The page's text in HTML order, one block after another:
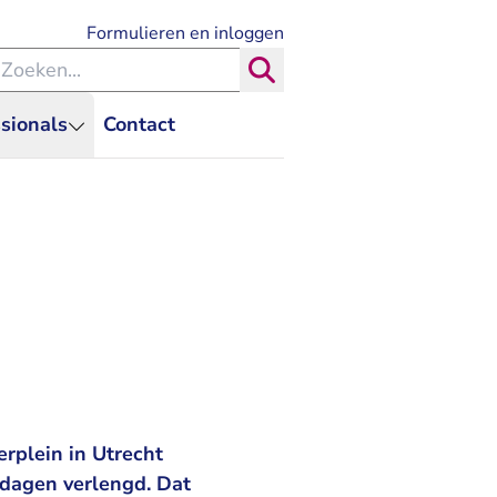
Contact
Formulieren en inloggen
binnen de Rechtspraak
in Utrecht
verlengd. Dat